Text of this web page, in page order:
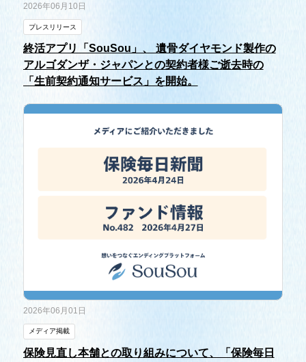
2026年06月10日
プレスリリース
終活アプリ「SouSou」、 遺骨ダイヤモンド製作の
アルゴダンザ・ジャパンとの契約者様ご逝去時の
「生前契約通知サービス」を開始。
2026年06月01日
メディア掲載
保険見直し本舗との取り組みについて、「保険毎日